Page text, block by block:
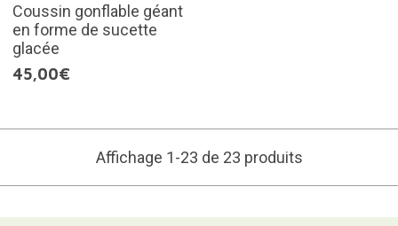
Coussin gonflable géant
en forme de sucette
glacée
45,00€
Affichage 1-23 de 23 produits